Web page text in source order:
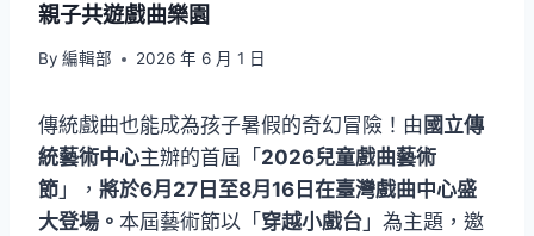
親子共遊戲曲樂園
By 編輯部 2026 年 6 月 1 日
傳統戲曲也能成為孩子暑假的奇幻冒險！由 國立傳
統藝術中心主辦的首屆「 2026兒童戲曲藝術
節 」， 將於6月27日至8月16日在臺灣戲曲中心盛
大登場。 本屆藝術節以「 穿越小戲台 」為主題，邀